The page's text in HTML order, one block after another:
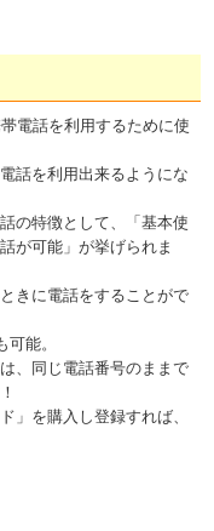
電話を利用するために使
話を利用出来るようにな
の特徴として、「基本使
が可能」が挙げられま
きに電話をすることがで
能。
、同じ電話番号のままで
」を購入し登録すれば、